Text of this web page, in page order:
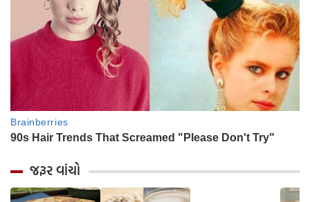
જરૂર વાંચો